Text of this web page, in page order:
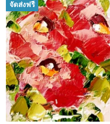
จัดส่งฟรี